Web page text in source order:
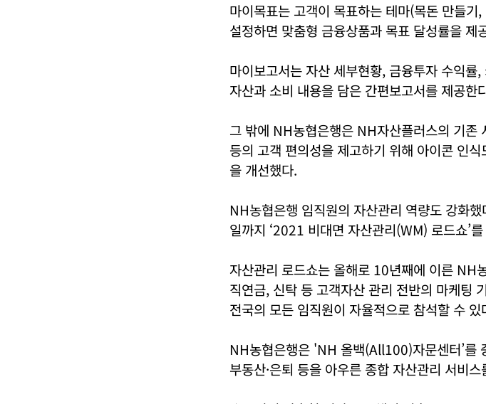
마이목표는 고객이 목표하는 테마(목돈 만들
설정하면 맞춤형 금융상품과 목표 달성률을 제
마이보고서는 자산 세부현황, 금융투자 수익
자산과 소비 내용을 담은 간편보고서를 제공한
그 밖에 NH농협은행은 NH자산플러스의 기존
등의 고객 편의성을 제고하기 위해 아이콘 인
을 개선했다.
NH농협은행 임직원의 자산관리 역량도 강화
일까지 ‘2021 비대면 자산관리(WM) 로드쇼’
자산관리 로드쇼는 올해로 10년째에 이른 NH
직연금, 신탁 등 고객자산 관리 전반의 마케팅
전국의 모든 임직원이 자율적으로 참석할 수 있
NH농협은행은 'NH 올백(All100)자문센터’를
부동산·은퇴 등을 아우른 종합 자산관리 서비